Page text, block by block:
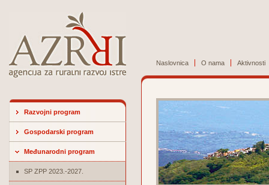
Naslovnica O nama Aktivnosti
Razvojni program
Gospodarski program
Međunarodni program
SP ZPP 2023.-2027.